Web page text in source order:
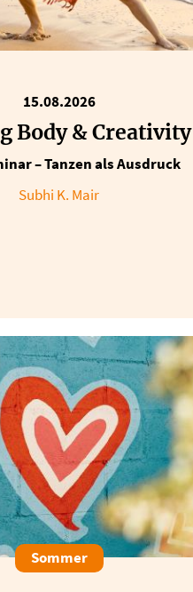
15.08.2026
Body & Creativity
– Tanzen als Ausdruck
Subhi K. Mair
Sommer